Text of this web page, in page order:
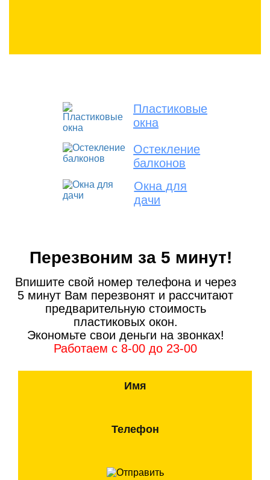
Пластиковые
окна
Остекление
балконов
Окна для
дачи
Имя
Телефон
Перезвоним за 5 минут!
Впишите свой номер телефона и через
5 минут Вам перезвонят и рассчитают
предварительную стоимость
пластиковых окон.
Экономьте свои деньги на звонках!
Работаем с 8-00 до 23-00